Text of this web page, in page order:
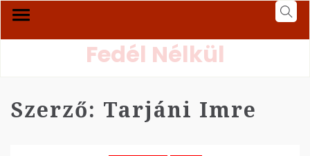
Fedél Nélkül
Szerző: Tarjáni Imre